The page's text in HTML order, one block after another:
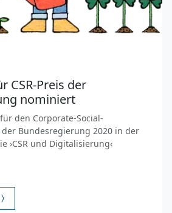
CSR-Preis der
nominiert
den Corporate-Social-
Bundesregierung 2020 in der
›CSR und Digitalisierung‹